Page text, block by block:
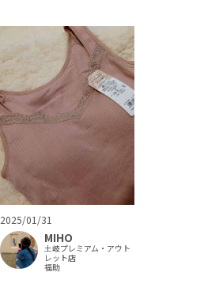
2025/01/31
MIHO
土岐プレミアム・アウト
レット店
福助